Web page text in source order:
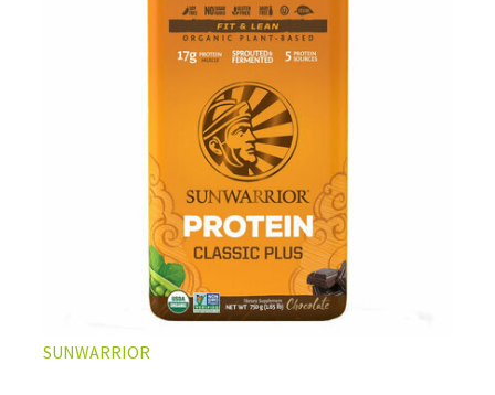
L’ÉQUILIBRE PARFAIT ENTRE DOUCEUR ET INTENSITÉ
Un café riche avec un soupçon de caramel pour un
moment de pure détente… ou de concentration avant le
Une énergie immédiate et stable, sans pic de glycémie,
qui vous accompagne toute la matinée et un allié parfait
après l’entraînement.
Pour ceux qui veulent retrouver le plaisir d’un vrai café
glacé, sans se sentir lourd ni affamé.
Latte Macchiato Glacé Protéiné
🍯 CAFÉ FRAPPÉ AU CARAMEL PROTÉINÉ
SUNWARRIOR